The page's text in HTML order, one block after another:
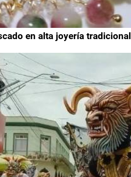
en alta joyería tradicional